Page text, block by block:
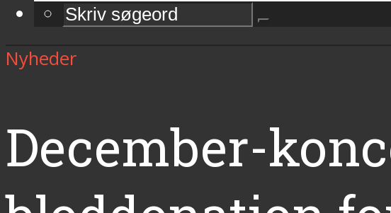
Nyheder
December-